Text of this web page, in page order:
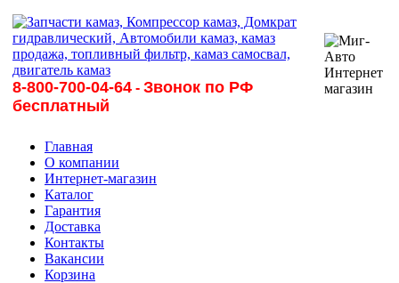
8-800-700-04-64 - Звонок по РФ
бесплатный
Главная
О компании
Интернет-магазин
Каталог
Гарантия
Доставка
Контакты
Вакансии
Корзина